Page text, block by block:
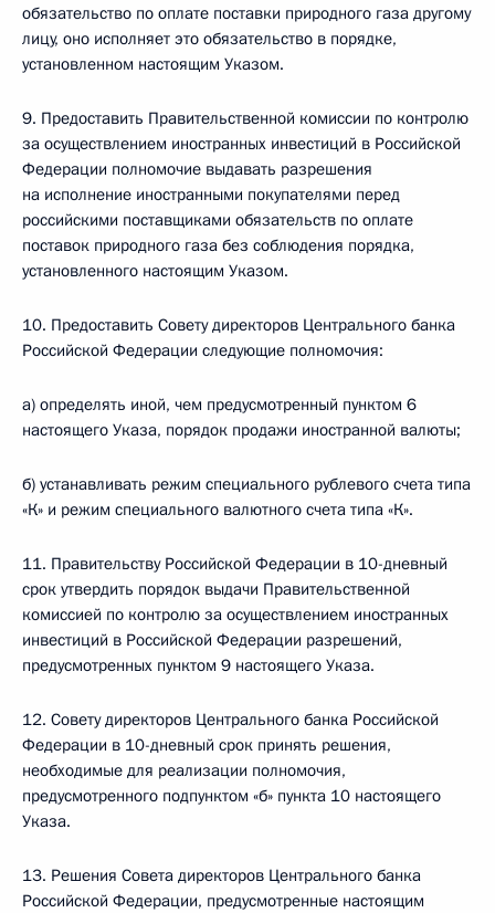
обязательство по оплате поставки природного газа другому
лицу, оно исполняет это обязательство в порядке,
установленном настоящим Указом.
9. Предоставить Правительственной комиссии по контролю
за осуществлением иностранных инвестиций в Российской
Федерации полномочие выдавать разрешения
на исполнение иностранными покупателями перед
российскими поставщиками обязательств по оплате
поставок природного газа без соблюдения порядка,
установленного настоящим Указом.
10. Предоставить Совету директоров Центрального банка
Российской Федерации следующие полномочия:
а) определять иной, чем предусмотренный пунктом 6
настоящего Указа, порядок продажи иностранной валюты;
б) устанавливать режим специального рублевого счета типа
«К» и режим специального валютного счета типа «К».
11. Правительству Российской Федерации в 10-дневный
срок утвердить порядок выдачи Правительственной
комиссией по контролю за осуществлением иностранных
инвестиций в Российской Федерации разрешений,
предусмотренных пунктом 9 настоящего Указа.
12. Совету директоров Центрального банка Российской
Федерации в 10-дневный срок принять решения,
необходимые для реализации полномочия,
предусмотренного подпунктом «б» пункта 10 настоящего
Указа.
13. Решения Совета директоров Центрального банка
Российской Федерации, предусмотренные настоящим